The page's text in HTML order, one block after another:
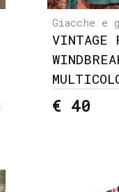
Giacche e
€ 40